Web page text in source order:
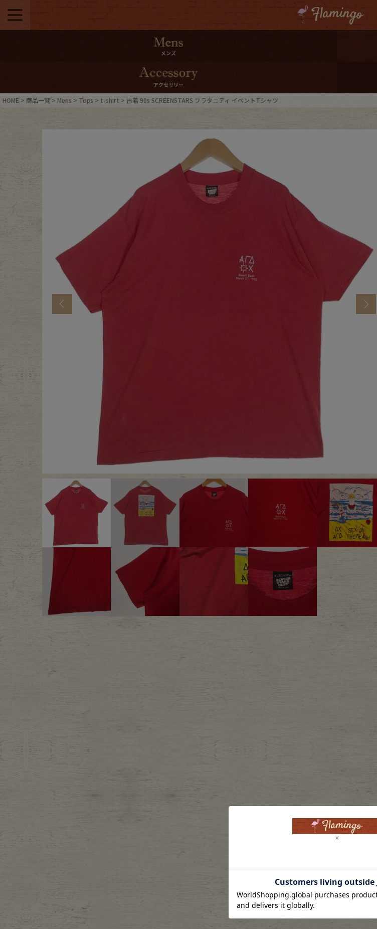
500pt＆10％Offクーポンプレゼント
ログイン・会員登録 LINE ID連携
International Shipping
店舗紹介 特集一覧
年代から探す
レディース商品カテゴリーから探す
Fafatt
小物・アクセサリーから探す
Eye Wear
Bag Stall・Scarf
メンズ
アクセサリー
HOME 商品一覧 Mens Tops t-shirt 古着 90s SCREENSTARS フラタニティ イベントTシャツ